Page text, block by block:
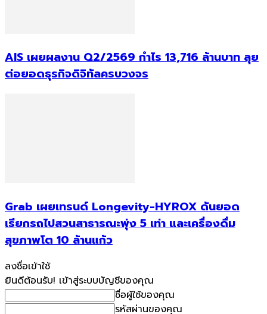
AIS เผยผลงาน Q2/2569 กำไร 13,716 ล้านบาท ลุย
ต่อยอดธุรกิจดิจิทัลครบวงจร
Grab เผยเทรนด์ Longevity-HYROX ดันยอด
เรียกรถไปสวนสาธารณะพุ่ง 5 เท่า และเครื่องดื่ม
สุขภาพโต 10 ล้านแก้ว
ลงชื่อเข้าใช้
ยินดีต้อนรับ! เข้าสู่ระบบบัญชีของคุณ
ชื่อผู้ใช้ของคุณ
รหัสผ่านของคุณ